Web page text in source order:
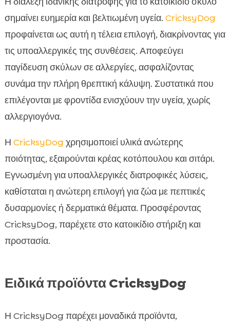
σημαίνει ευημερία και βελτιωμένη υγεία. CricksyDog
προφαίνεται ως αυτή η τέλεια επιλογή, διακρίνοντας για
τις υποαλλεργικές της συνθέσεις. Αποφεύγει
παγίδευση σκύλων σε αλλεργίες, ασφαλίζοντας
συνάμα την πλήρη θρεπτική κάλυψη. Συστατικά που
επιλέγονται με φροντίδα ενισχύουν την υγεία, χωρίς
αλλεργιογόνα.
Η CricksyDogχρησιμοποιεί υλικά ανώτερης
ποιότητας, εξαιρούνται κρέας κοτόπουλου και σιτάρι.
Εγνωσμένη για υποαλλεργικές διατροφικές λύσεις,
καθίσταται η ανώτερη επιλογή για ζώα με πεπτικές
δυσαρμονίες ή δερματικά θέματα. Προσφέροντας
CricksyDog, παρέχετε στο κατοικίδιο στήριξη και
προστασία.
Ειδικά προϊόντα CricksyDog
Η CricksyDog παρέχει μοναδικά προϊόντα,